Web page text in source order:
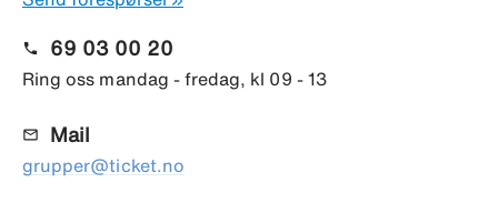
phone 69 03 00 20
Ring oss mandag - fredag, kl 09 - 13
mail_outline Mail
grupper@ticket.no